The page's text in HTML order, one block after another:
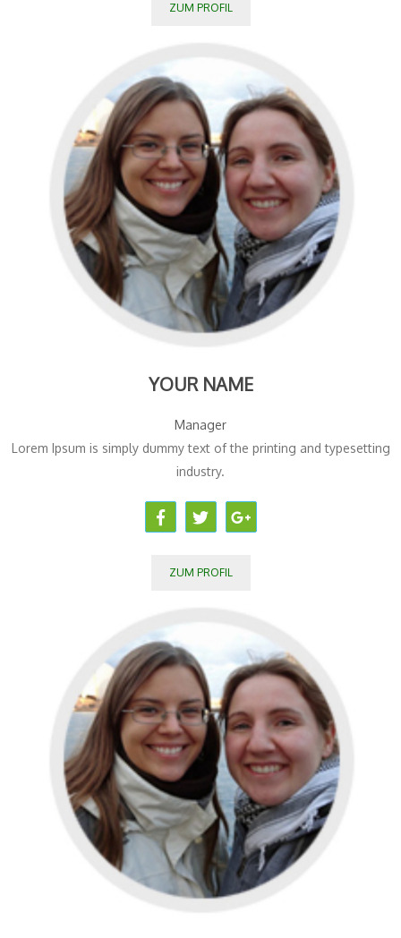
ZUM PROFIL
YOUR NAME
Manager
Lorem Ipsum is simply dummy text of the printing and typesetting
industry.
ZUM PROFIL